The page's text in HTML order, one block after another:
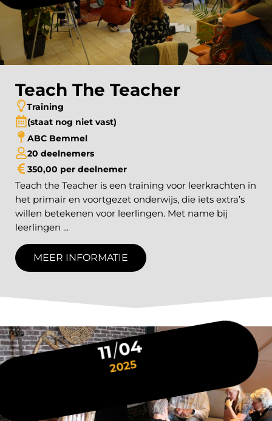
Teach The Teacher
Training
(staat nog niet vast)
ABC Bemmel
20 deelnemers
350,00 per deelnemer
Teach the Teacher is een training voor leerkrachten in
het primair en voortgezet onderwijs, die iets extra’s
willen betekenen voor leerlingen. Met name bij
leerlingen ...
MEER INFORMATIE
11 04
2025